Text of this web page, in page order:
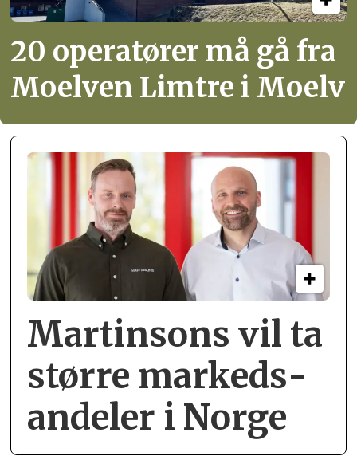
20 operatører må gå fra
Moelven Limtre i Moelv
Martinsons vil ta
større markeds­
andeler i Norge